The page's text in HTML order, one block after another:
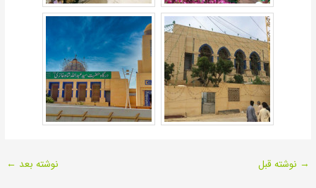
→ نوشته قبل نوشته بعد ←